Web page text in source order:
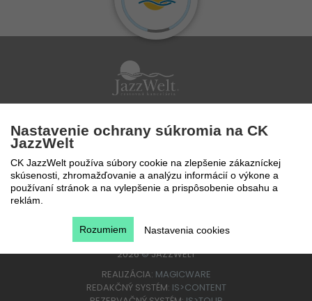
Po - Pi 9 - 17 hod
0850 777 888
2026©JAZZWELT
REALIZÁCIA: MAGICWARE
REDAKČNÝ SYSTÉM: IS>CONTENT
Nastavenie ochrany súkromia na CK
JazzWelt
CK JazzWelt používa súbory cookie na zlepšenie zákazníckej
skúsenosti, zhromažďovanie a analýzu informácií o výkone a
používaní stránok a na vylepšenie a prispôsobenie obsahu a
reklám.
Nastavenia cookies
Rozumiem